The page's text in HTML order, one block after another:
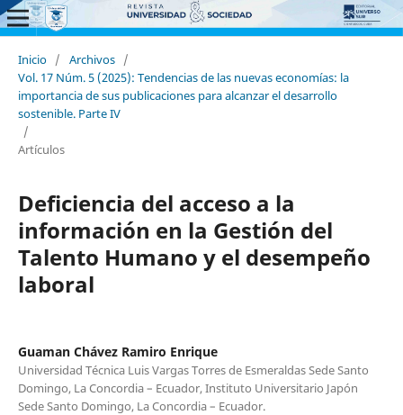
Inicio / Archivos /
Vol. 17 Núm. 5 (2025): Tendencias de las nuevas economías: la
importancia de sus publicaciones para alcanzar el desarrollo
sostenible. Parte IV
/
Artículos
Deficiencia del acceso a la
información en la Gestión del
Talento Humano y el desempeño
laboral
Guaman Chávez Ramiro Enrique
Universidad Técnica Luis Vargas Torres de Esmeraldas Sede Santo
Domingo, La Concordia – Ecuador, Instituto Universitario Japón
Sede Santo Domingo, La Concordia – Ecuador.